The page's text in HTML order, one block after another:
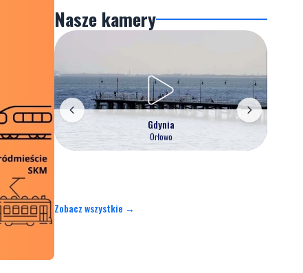
Nasze kamery
Gdynia
Orłowo
Zobacz wszystkie →